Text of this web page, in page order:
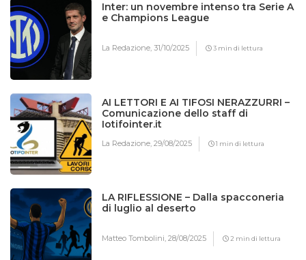
Inter: un novembre intenso tra Serie A
e Champions League
La Redazione,31/10/2025 3 min di lettura
AI LETTORI E AI TIFOSI NERAZZURRI –
Comunicazione dello staff di
Iotifointer.it
La Redazione,29/08/2025 1 min di lettura
LA RIFLESSIONE – Dalla spacconeria
di luglio al deserto
Matteo Tombolini,28/08/2025 2 min di lettura